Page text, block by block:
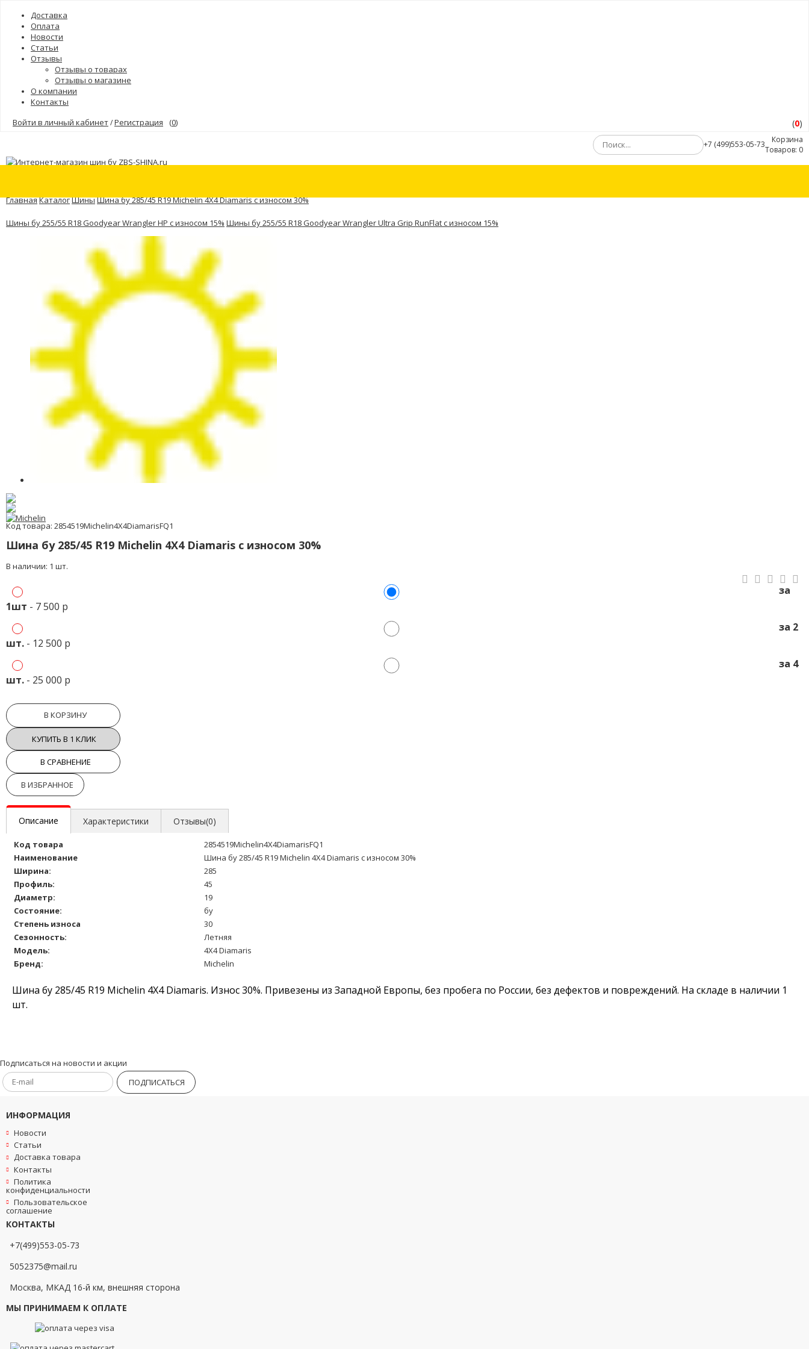
Доставка
Оплата
Новости
Статьи
Отзывы
Отзывы о товарах
Отзывы о магазине
О компании
Контакты
Войти в личный кабинет/Регистрация (0) (0)
+7 (499)553-05-73
Корзина
Товаров: 0
ГлавнаяКаталогШиныШина бу 285/45 R19 Michelin 4X4 Diamaris с износом 30%
Шины бу 255/55 R18 Goodyear Wrangler HP с износом 15% Шины бу 255/55 R18 Goodyear Wrangler Ultra Grip RunFlat с износом 15%
Код товара: 2854519Michelin4X4DiamarisFQ1
Шина бу 285/45 R19 Michelin 4X4 Diamaris с износом 30%
В наличии: 1 шт.
за
1шт - 7 500 р
за 2
шт. - 12 500 р
за 4
шт. - 25 000 р
В КОРЗИНУ
КУПИТЬ В 1 КЛИК
В СРАВНЕНИЕ
В ИЗБРАННОЕ
Описание Характеристики Отзывы(0)
Код товара
2854519Michelin4X4DiamarisFQ1
Наименование
Шина бу 285/45 R19 Michelin 4X4 Diamaris с износом 30%
Ширина:
285
Профиль:
45
Диаметр:
19
Состояние:
бу
Степень износа
30
Сезонность:
Летняя
Модель:
4X4 Diamaris
Бренд:
Michelin
Шина бу 285/45 R19 Michelin 4X4 Diamaris. Износ 30%. Привезены из Западной Европы, без пробега по России, без дефектов и повреждений. На складе в наличии 1
шт.
Подписаться на новости и акции
ПОДПИСАТЬСЯ
ИНФОРМАЦИЯ
Новости
Статьи
Доставка товара
Контакты
Политика
конфиденциальности
Пользовательское
соглашение
КОНТАКТЫ
+7(499)553-05-73
5052375@mail.ru
Москва, МКАД 16-й км, внешняя сторона
МЫ ПРИНИМАЕМ К ОПЛАТЕ